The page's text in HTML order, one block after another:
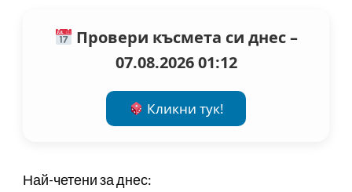
Провери късмета си днес –
07.08.2026 01:12
Кликни тук!
Най-четени за днес: